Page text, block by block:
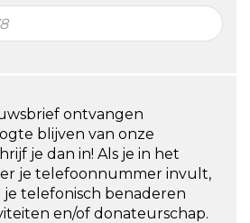
ontvangen
blijven van onze
je dan in! Als je in het
je telefoonnummer invult,
je telefonisch benaderen
en/of donateurschap.